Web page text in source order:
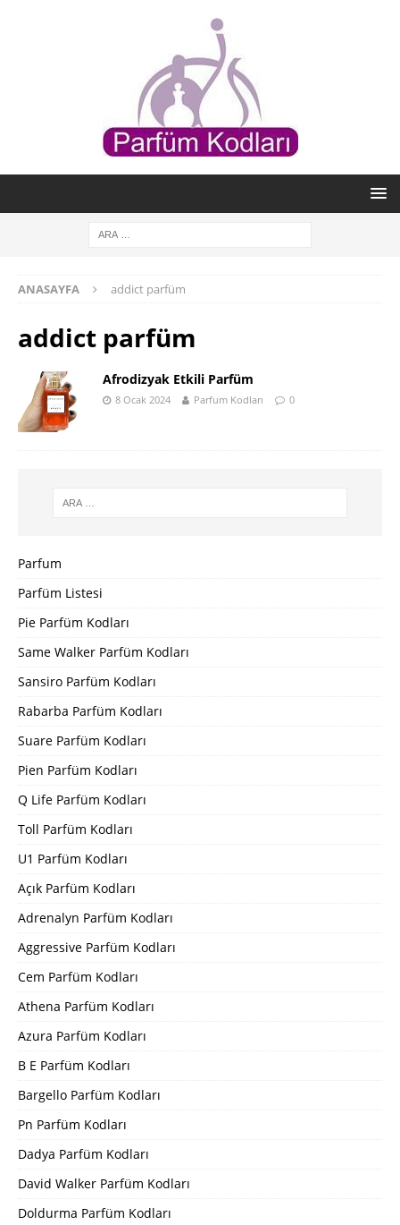
ANASAYFA addict parfüm
addict parfüm
Afrodizyak Etkili Parfüm
8 Ocak 2024 Parfum Kodları 0
Parfum
Parfüm Listesi
Pie Parfüm Kodları
Same Walker Parfüm Kodları
Sansiro Parfüm Kodları
Rabarba Parfüm Kodları
Suare Parfüm Kodları
Pien Parfüm Kodları
Q Life Parfüm Kodları
Toll Parfüm Kodları
U1 Parfüm Kodları
Açık Parfüm Kodları
Adrenalyn Parfüm Kodları
Aggressive Parfüm Kodları
Cem Parfüm Kodları
Athena Parfüm Kodları
Azura Parfüm Kodları
B E Parfüm Kodları
Bargello Parfüm Kodları
Pn Parfüm Kodları
Dadya Parfüm Kodları
David Walker Parfüm Kodları
Doldurma Parfüm Kodları